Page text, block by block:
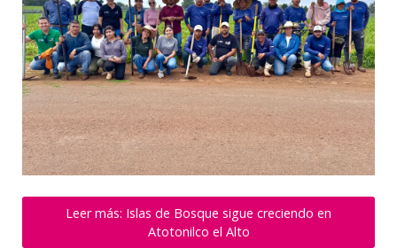
Leer más: Islas de Bosque sigue creciendo en
Atotonilco el Alto